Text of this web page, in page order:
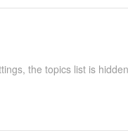
the topics list is hidden